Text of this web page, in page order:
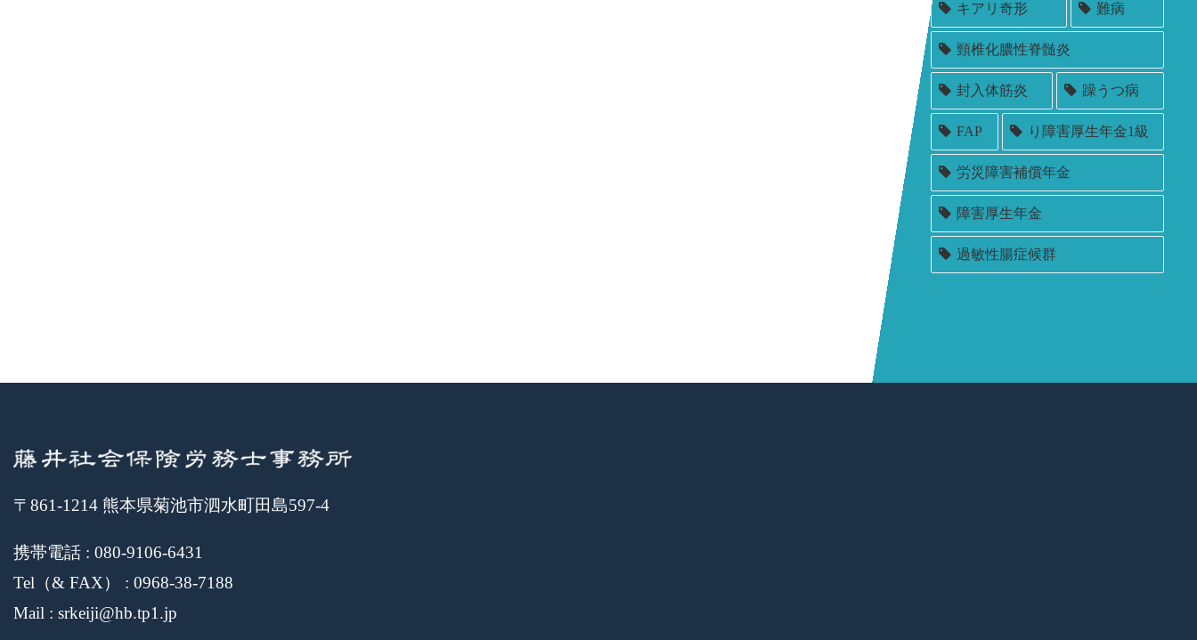
キアリ奇形 難病
頸椎化膿性脊髄炎
封入体筋炎 躁うつ病
FAP り障害厚生年金1級
労災障害補償年金
障害厚生年金
過敏性腸症候群
〒861-1214 熊本県菊池市泗水町田島597-4
携帯電話 : 080-9106-6431
Tel（& FAX） : 0968-38-7188
Mail : srkeiji@hb.tp1.jp